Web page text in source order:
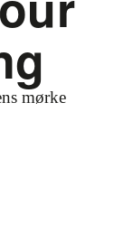
mørke